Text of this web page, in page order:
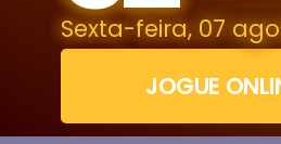
Sexta-feira, 07
JOGUE